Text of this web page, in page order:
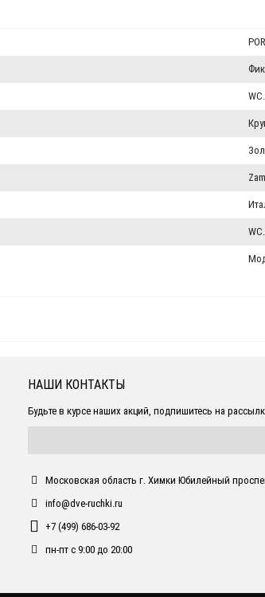
НАШИ КОНТАКТЫ
Будьте в курсе наших акций, подпишитесь на
Московская область г. Химки Юбилейный
info@dve-ruchki.ru
+7 (499) 686-03-92
пн-пт с 9:00 до 20:00